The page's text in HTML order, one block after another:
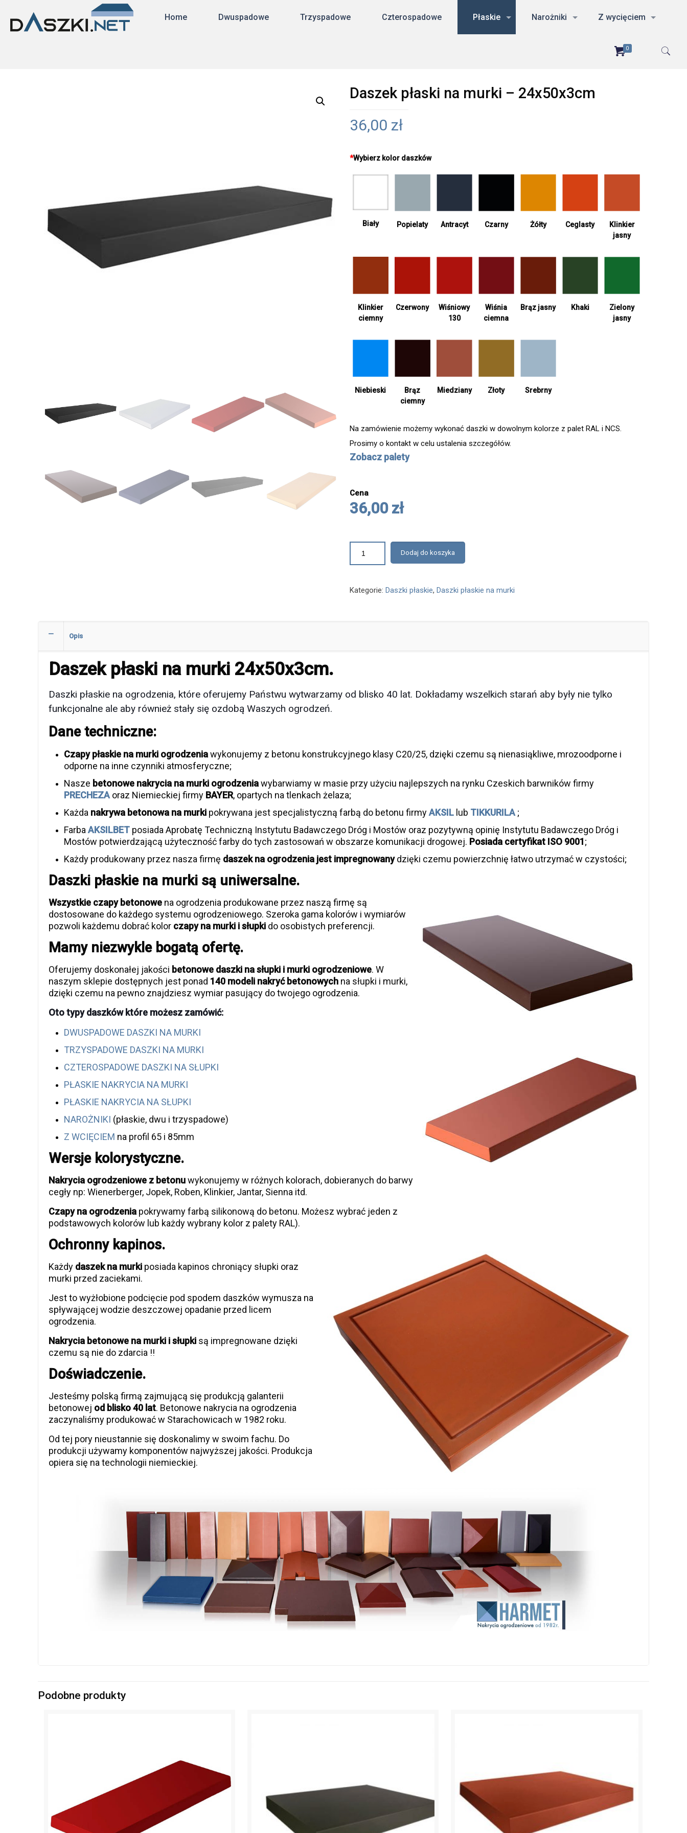
Home Dwuspadowe Trzyspadowe Czterospadowe Płaskie Narożniki Z wycięciem
0
Daszek płaski na murki – 24x50x3cm
36,00 zł
*Wybierz kolor daszków
Biały Popielaty Antracyt Czarny Żółty Ceglasty
Klinkier
jasny
Klinkier
ciemny
Czerwony
Wiśniowy
130
Wiśnia
ciemna
Brąz jasny Khaki
Zielony
jasny
Niebieski
Brąz
ciemny
Miedziany Złoty Srebrny
Na zamówienie możemy wykonać daszki w dowolnym kolorze z palet RAL i NCS.
Prosimy o kontakt w celu ustalenia szczegółów.
Zobacz palety
Cena
36,00 zł
Dodaj do koszyka
Kategorie: Daszki płaskie, Daszki płaskie na murki
Opis
Daszek płaski na murki 24x50x3cm.
Daszki płaskie na ogrodzenia, które oferujemy Państwu wytwarzamy od blisko 40 lat. Dokładamy wszelkich starań aby były nie tylko
funkcjonalne ale aby również stały się ozdobą Waszych ogrodzeń.
Dane techniczne:
Czapy płaskie na murki ogrodzeniawykonujemy z betonu konstrukcyjnego klasy C20/25, dzięki czemu są nienasiąkliwe, mrozoodporne i
odporne na inne czynniki atmosferyczne;
Nasze betonowe nakrycia na murki ogrodzeniawybarwiamy w masie przy użyciu najlepszych na rynku Czeskich barwników firmy
PRECHEZA oraz Niemieckiej firmy BAYER, opartych na tlenkach żelaza;
Każda nakrywa betonowa na murki pokrywana jest specjalistyczną farbą do betonu firmyAKSIL lub TIKKURILA ;
FarbaAKSILBET posiada Aprobatę Techniczną Instytutu Badawczego Dróg i Mostów oraz pozytywną opinię Instytutu Badawczego Dróg i
Mostów potwierdzającą użyteczność farby do tych zastosowań w obszarze komunikacji drogowej. Posiada certyfikat ISO 9001;
Każdy produkowany przez nasza firmę daszek na ogrodzenia jest impregnowanydzięki czemu powierzchnię łatwo utrzymać w czystości;
Daszki płaskie na murki są uniwersalne.
Wszystkie czapy betonowe na ogrodzenia produkowane przez naszą firmę są
dostosowane do każdego systemu ogrodzeniowego. Szeroka gama kolorów i wymiarów
pozwoli każdemu dobrać kolor czapy na murki i słupki do osobistych preferencji.
Mamy niezwykle bogatą ofertę.
Oferujemy doskonałej jakości betonowe daszki na słupki i murki ogrodzeniowe. W
naszym sklepie dostępnych jest ponad 140 modeli nakryć betonowych na słupki i murki,
dzięki czemu na pewno znajdziesz wymiar pasujący do twojego ogrodzenia.
Oto typy daszków które możesz zamówić:
DWUSPADOWE DASZKI NA MURKI
TRZYSPADOWE DASZKI NA MURKI
CZTEROSPADOWE DASZKI NA SŁUPKI
PŁASKIE NAKRYCIA NA MURKI
PŁASKIE NAKRYCIA NA SŁUPKI
NAROŻNIKI (płaskie, dwu i trzyspadowe)
Z WCIĘCIEM na profil 65 i 85mm
Wersje kolorystyczne.
Nakrycia ogrodzeniowe z betonuwykonujemy w różnych kolorach, dobieranych do barwy
cegły np: Wienerberger, Jopek, Roben, Klinkier, Jantar, Sienna itd.
Czapy na ogrodzenia pokrywamy farbą silikonową do betonu. Możesz wybrać jeden z
podstawowych kolorów lub każdy wybrany kolor z palety RAL).
Ochronny kapinos.
Każdy daszek na murki posiada kapinos chroniący słupki oraz
murki przed zaciekami.
Jest to wyżłobione podcięcie pod spodem daszków wymusza na
spływającej wodzie deszczowej opadanie przed licem
ogrodzenia.
Nakrycia betonowe na murki i słupki są impregnowane dzięki
czemu są nie do zdarcia !!
Doświadczenie.
Jesteśmy polską firmą zajmującą się produkcją galanterii
betonowej od blisko 40 lat. Betonowe nakrycia na ogrodzenia
zaczynaliśmy produkować w Starachowicach w 1982 roku.
Od tej pory nieustannie się doskonalimy w swoim fachu. Do
produkcji używamy komponentów najwyższej jakości. Produkcja
opiera się na technologii niemieckiej.
Podobne produkty